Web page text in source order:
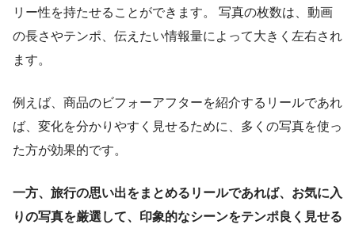
リー性を持たせることができます。 写真の枚数は、動画
の長さやテンポ、伝えたい情報量によって大きく左右され
ます。
例えば、商品のビフォーアフターを紹介するリールであれ
ば、変化を分かりやすく見せるために、多くの写真を使っ
た方が効果的です。
一方、旅行の思い出をまとめるリールであれば、お気に入
りの写真を厳選して、印象的なシーンをテンポ良く見せる